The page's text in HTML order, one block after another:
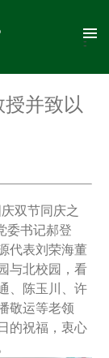
并致以
双节同庆之
委书记郝登
代表刘荣海董
与北校园，看
、陈玉川、许
敬运等老领
的祝福，衷心